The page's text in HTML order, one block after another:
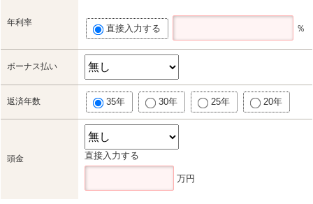
年利率
直接入力する ％
ボーナス払い
返済年数 35年 30年 25年 20年
頭金 直接入力する
万円